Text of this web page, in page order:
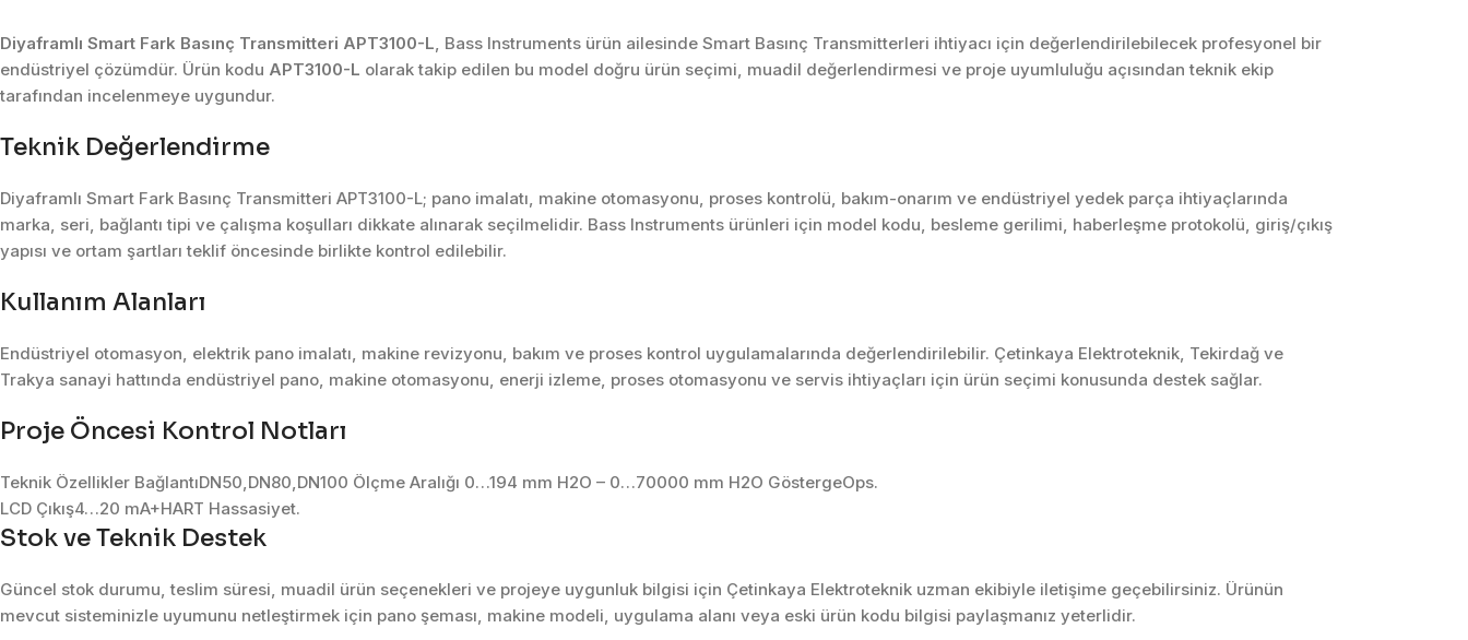
Makine Otomasyonu
Proses Otomasyonu
Robotik ve Hareket
Diyaframlı Smart Fark Basınç Transmitteri APT3100-L, Bass Instruments ürün ailesinde Smart Basınç Transmitterleri ihtiyacı için değerlendirilebilecek profesyonel bir
endüstriyel çözümdür. Ürün kodu APT3100-L olarak takip edilen bu model doğru ürün seçimi, muadil değerlendirmesi ve proje uyumluluğu açısından teknik ekip
tarafından incelenmeye uygundur.
Teknik Değerlendirme
Diyaframlı Smart Fark Basınç Transmitteri APT3100-L; pano imalatı, makine otomasyonu, proses kontrolü, bakım-onarım ve endüstriyel yedek parça ihtiyaçlarında
marka, seri, bağlantı tipi ve çalışma koşulları dikkate alınarak seçilmelidir. Bass Instruments ürünleri için model kodu, besleme gerilimi, haberleşme protokolü, giriş/çıkış
yapısı ve ortam şartları teklif öncesinde birlikte kontrol edilebilir.
Kullanım Alanları
Endüstriyel otomasyon, elektrik pano imalatı, makine revizyonu, bakım ve proses kontrol uygulamalarında değerlendirilebilir. Çetinkaya Elektroteknik, Tekirdağ ve
Trakya sanayi hattında endüstriyel pano, makine otomasyonu, enerji izleme, proses otomasyonu ve servis ihtiyaçları için ürün seçimi konusunda destek sağlar.
Proje Öncesi Kontrol Notları
Teknik Özellikler BağlantıDN50,DN80,DN100 Ölçme Aralığı 0…194 mm H2O – 0…70000 mm H2O GöstergeOps.
LCD Çıkış4…20 mA+HART Hassasiyet.
Stok ve Teknik Destek
Güncel stok durumu, teslim süresi, muadil ürün seçenekleri ve projeye uygunluk bilgisi için Çetinkaya Elektroteknik uzman ekibiyle iletişime geçebilirsiniz. Ürünün
mevcut sisteminizle uyumunu netleştirmek için pano şeması, makine modeli, uygulama alanı veya eski ürün kodu bilgisi paylaşmanız yeterlidir.